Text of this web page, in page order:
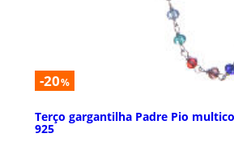
-20%
Terço gargantilha Padre Pio
925